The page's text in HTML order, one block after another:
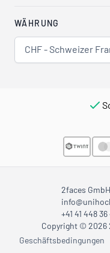
WÄHRUNG
CHF - Schweizer
2faces
+41 41 448 36
Copyright © 2026
Geschäftsbedingungen